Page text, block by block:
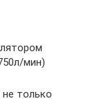
мин)
только